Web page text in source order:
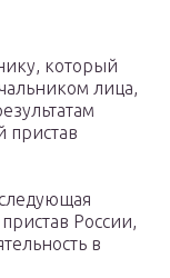
который
лица,
пристав
России,
в